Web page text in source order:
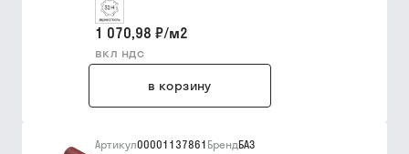
1 070,98 ₽/м2
вкл ндс
в корзину
Артикул00001137861 БрендБАЗ